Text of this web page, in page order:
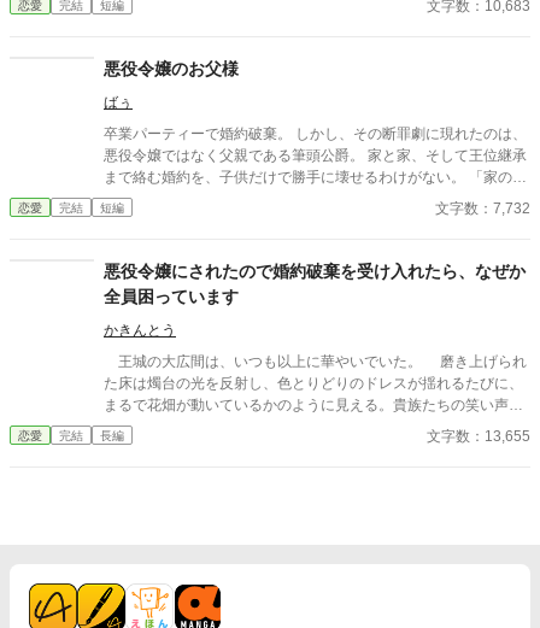
いたからだ。 「私とは婚約破棄ですか？ 承知いたしました。―
拠と証人を次々と提示し、王子の言いがかりを公衆の面前で華麗
に論破していく。 ※カクヨム、小説家になろうにも掲載していま
す。
恋愛 完結 短編 文字数：10,683
悪役令嬢のお父様
ばぅ
卒業パーティーで婚約破棄。 しかし、その断罪劇に現れたのは、
悪役令嬢ではなく父親である筆頭公爵。 家と家、そして王位継承
まで絡む婚約を、子供だけで勝手に壊せるわけがない。 「家の話
であれば、私を通していただこうか」 その一言で、恋に酔った王
太子の“物語”は終わりを告げて――！？ これは、婚約破棄を現実
話。
恋愛 完結 短編 文字数：7,732
悪役令嬢にされたので婚約破棄を受け入れたら、なぜか
全員困っています
かきんとう
王城の大広間は、いつも以上に華やいでいた。 磨き上げられ
た床は燭台の光を反射し、色とりどりのドレスが揺れるたびに、
まるで花畑が動いているかのように見える。貴族たちの笑い声、
楽団の優雅な旋律、そして、ひそやかな噂話が、空気を満たして
いた。 その中心に、私は立っていた。 ――今日、この瞬間の
恋愛 完結 長編 文字数：13,655